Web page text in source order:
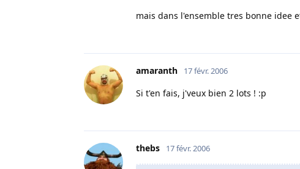
mais dans l'ensemble tres bonne idee
amaranth 17 févr. 2006
Si t'en fais, j'veux bien 2 lots ! :p
thebs 17 févr. 2006